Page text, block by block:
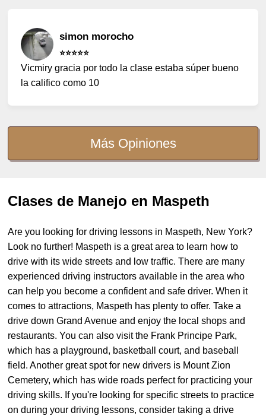
simon morocho
⭐️⭐️⭐️⭐️⭐️
Vicmiry gracia por todo la clase estaba súper bueno
la califico como 10
Más Opiniones
Clases de Manejo en Maspeth
Are you looking for driving lessons in Maspeth, New York?
Look no further! Maspeth is a great area to learn how to
drive with its wide streets and low traffic. There are many
experienced driving instructors available in the area who
can help you become a confident and safe driver. When it
comes to attractions, Maspeth has plenty to offer. Take a
drive down Grand Avenue and enjoy the local shops and
restaurants. You can also visit the Frank Principe Park,
which has a playground, basketball court, and baseball
field. Another great spot for new drivers is Mount Zion
Cemetery, which has wide roads perfect for practicing your
driving skills. If you're looking for specific streets to practice
on during your driving lessons, consider taking a drive